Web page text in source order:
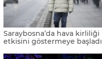
Saraybosna’da hava kirliliği
etkisini göstermeye başladı